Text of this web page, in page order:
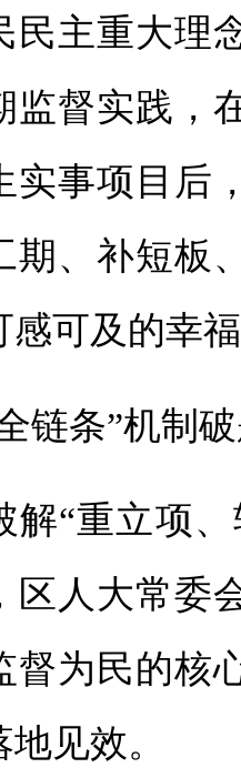
民主重大理
监督实践，
实事项目后
期、补短板
感可及的幸
条”机制破
重立项、
区人大常委
督为民的核
见效。